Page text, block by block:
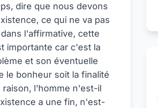
dire que nous devons
ce qui ne va pas
l'affirmative, cette
importante car c'est la
et son éventuelle
le bonheur soit la finalité
l'homme n'est-il
a une fin, n'est-